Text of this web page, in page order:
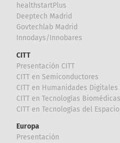
healthstartPlus
Deeptech Madrid
Govtechlab Madrid
Innodays/Innobares
CITT
Presentación CITT
CITT en Semiconductores
CITT en Humanidades
CITT en Tecnologías
CITT en Tecnologías del Espacio
Europa
Presentación